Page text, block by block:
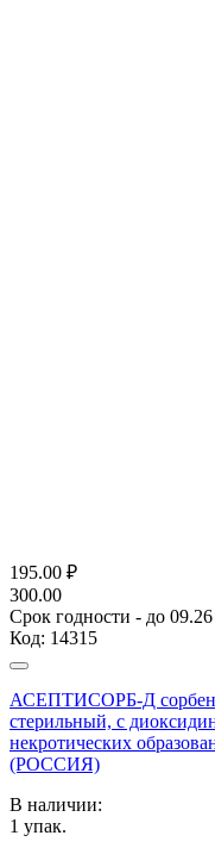
195.00 ₽
300.00
Срок годности - до 09.26
Код: 14315
АСЕПТИСОРБ-Д
стерильный, с
некротических
(РОССИЯ)
В наличии:
1 упак.